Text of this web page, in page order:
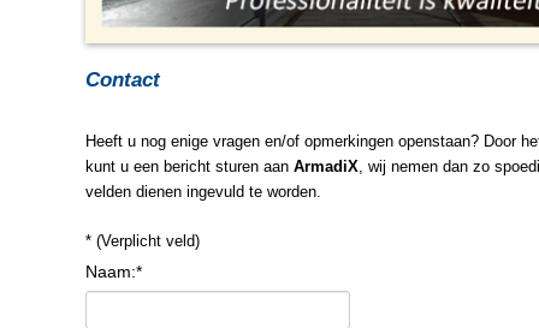
Contact
Heeft u nog enige vragen en/of opmerkingen openstaan? Door
kunt u een bericht sturen aan ArmadiX , wij nemen dan zo
velden dienen ingevuld te worden.
* (Verplicht veld)
Naam:*